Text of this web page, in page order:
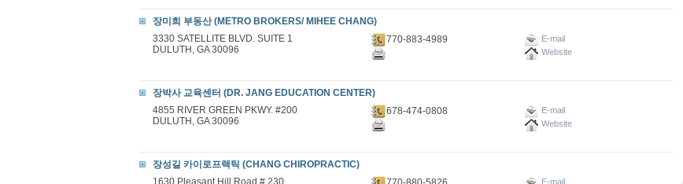
장미희 부동산 (METRO BROKERS/ MIHEE CHANG)
3330 SATELLITE BLVD. SUITE 1
DULUTH, GA 30096
770-883-4989
E-mail
Website
장박사 교육센터 (DR. JANG EDUCATION CENTER)
4855 RIVER GREEN PKWY. #200
DULUTH, GA 30096
678-474-0808
E-mail
Website
장성길 카이로프랙틱 (CHANG CHIROPRACTIC)
1630 Pleasant Hill Road # 230
E-mail